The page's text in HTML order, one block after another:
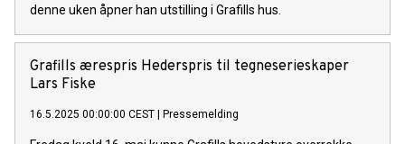
denne uken åpner han utstilling i Grafills hus.
Grafills ærespris Hederspris til tegneserieskaper
Lars Fiske
16.5.2025 00:00:00 CEST Pressemelding